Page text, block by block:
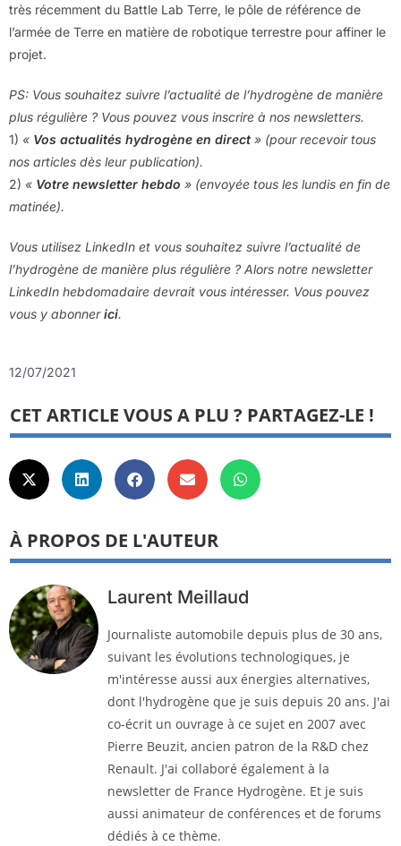
très récemment du Battle Lab Terre, le pôle de référence de
l’armée de Terre en matière de robotique terrestre pour affiner le
projet.
PS: Vous souhaitez suivre l’actualité de l’hydrogène de manière
plus régulière ? Vous pouvez vous inscrire à nos newsletters.
1) « Vos actualités hydrogène en direct » (pour recevoir tous
nos articles dès leur publication).
2) « Votre newsletter hebdo » (envoyée tous les lundis en fin de
matinée).
Vous utilisez LinkedIn et vous souhaitez suivre l’actualité de
l’hydrogène de manière plus régulière ? Alors notre newsletter
LinkedIn hebdomadaire devrait vous intéresser. Vous pouvez
vous y abonnerici.
12/07/2021
CET ARTICLE VOUS A PLU ? PARTAGEZ-LE !
À PROPOS DE L'AUTEUR
Laurent Meillaud
Journaliste automobile depuis plus de 30 ans,
suivant les évolutions technologiques, je
m'intéresse aussi aux énergies alternatives,
dont l'hydrogène que je suis depuis 20 ans. J'ai
co-écrit un ouvrage à ce sujet en 2007 avec
Pierre Beuzit, ancien patron de la R&D chez
Renault. J'ai collaboré également à la
newsletter de France Hydrogène. Et je suis
aussi animateur de conférences et de forums
dédiés à ce thème.